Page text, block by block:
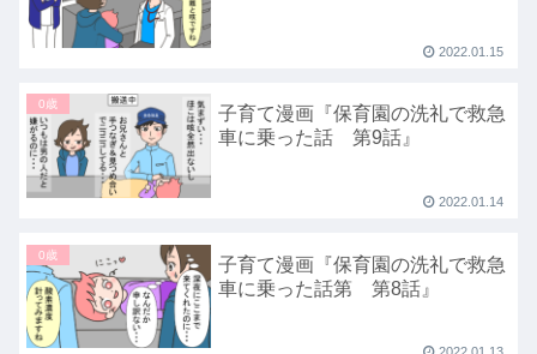
2022.01.15
0歳
子育て漫画『保育園の洗礼で救急
車に乗った話 第9話』
2022.01.14
0歳
子育て漫画『保育園の洗礼で救急
車に乗った話第 第8話』